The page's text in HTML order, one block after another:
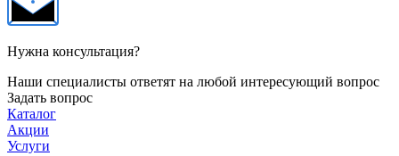
Нужна консультация?
Наши специалисты ответят на любой интересующий вопрос
Задать вопрос
Каталог
Акции
Услуги
Бренды
Компания